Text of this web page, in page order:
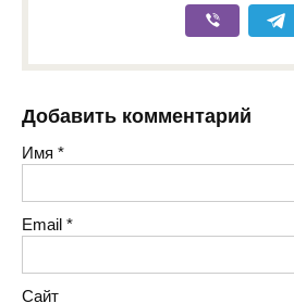
Добавить комментарий
Имя *
Email *
Сайт